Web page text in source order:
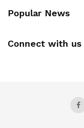
Popular News
Connect with us